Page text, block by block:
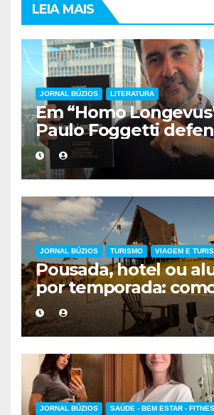
LEIA MAIS
JORNAL BÚZIOS LITERATURA
Em “Homo
Paulo Foggetti
viver mais exigirá
forma de encarar a
JORNAL BÚZIOS TURISMO VIAGEM E
Pousada, hotel ou
por temporada:
escolher a melhor
hospedagem
JORNAL BÚZIOS SAÚDE - BEM ESTAR -